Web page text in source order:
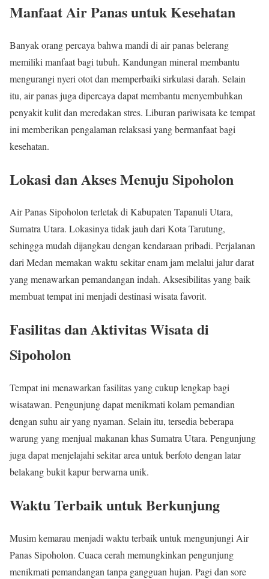
Manfaat Air Panas untuk Kesehatan
Banyak orang percaya bahwa mandi di air panas belerang
memiliki manfaat bagi tubuh. Kandungan mineral membantu
mengurangi nyeri otot dan memperbaiki sirkulasi darah. Selain
itu, air panas juga dipercaya dapat membantu menyembuhkan
penyakit kulit dan meredakan stres. Liburan pariwisata ke tempat
ini memberikan pengalaman relaksasi yang bermanfaat bagi
kesehatan.
Lokasi dan Akses Menuju Sipoholon
Air Panas Sipoholon terletak di Kabupaten Tapanuli Utara,
Sumatra Utara. Lokasinya tidak jauh dari Kota Tarutung,
sehingga mudah dijangkau dengan kendaraan pribadi. Perjalanan
dari Medan memakan waktu sekitar enam jam melalui jalur darat
yang menawarkan pemandangan indah. Aksesibilitas yang baik
membuat tempat ini menjadi destinasi wisata favorit.
Fasilitas dan Aktivitas Wisata di
Sipoholon
Tempat ini menawarkan fasilitas yang cukup lengkap bagi
wisatawan. Pengunjung dapat menikmati kolam pemandian
dengan suhu air yang nyaman. Selain itu, tersedia beberapa
warung yang menjual makanan khas Sumatra Utara. Pengunjung
juga dapat menjelajahi sekitar area untuk berfoto dengan latar
belakang bukit kapur berwarna unik.
Waktu Terbaik untuk Berkunjung
Musim kemarau menjadi waktu terbaik untuk mengunjungi Air
Panas Sipoholon. Cuaca cerah memungkinkan pengunjung
menikmati pemandangan tanpa gangguan hujan. Pagi dan sore